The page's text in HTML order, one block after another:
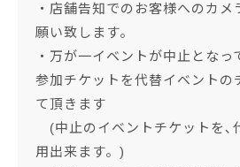
・店舗告知でのお客様へのカ
願い致します。
・万が一イベントが中止となっ
参加チケットを代替イベントの
て頂きます
(中止のイベントチケットを､
用出来ます。)